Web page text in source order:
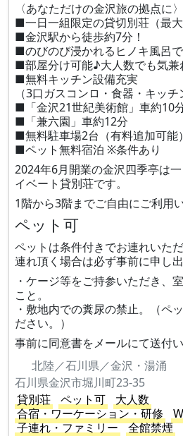
〈あなただけの金沢旅の拠点に〉
■一日一組限定の貸切別荘（最大
■金沢駅から徒歩約7分！
■のびのび浸かれるヒノキ風呂
■部屋分け可能♪大人数でも気兼
■無料キッチン設備充実
（3口ガスコンロ・食器・キッチ
■「金沢21世紀美術館」車約10
■「兼六園」車約12分
■無料駐車場2台（有料追加可能）
■ペット無料宿泊 ※条件あり
2024年6月開業の金沢四季亭は
イベート貸別荘です。
1階から3階までご自由にご利用
ペット可
ペットは条件付きでお連れいた
連れ頂く場合は必ず事前に申し出
・ケージ等をご持参いただき、
こと。
・敷地内での糞尿の禁止。（ペ
ださい。）
事前に同意書をメールにて送付い
北陸／石川県／金沢・湯涌
石川県金沢市堀川町23-35
貸別荘
ペット可
大人数
合宿・ワーケーション・研修
子連れ・ファミリー
全館禁煙